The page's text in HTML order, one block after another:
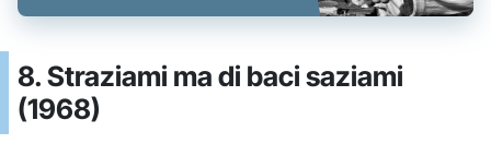
8. Straziami ma di baci saziami
(1968)